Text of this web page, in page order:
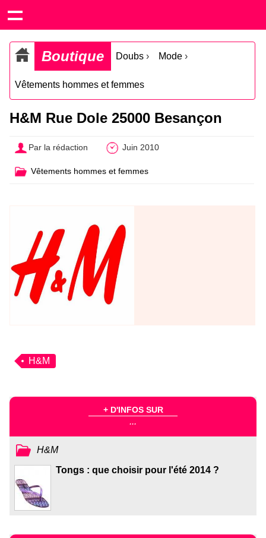
Boutique Doubs › Mode ›
Vêtements hommes et femmes
H&M Rue Dole 25000 Besançon
Par la rédaction Juin 2010
Vêtements hommes et femmes
H&M
+ D'INFOS SUR
...
H&M
Tongs : que choisir pour l'été 2014 ?